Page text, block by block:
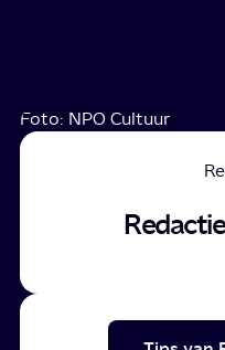
Foto: NPO Cultuur